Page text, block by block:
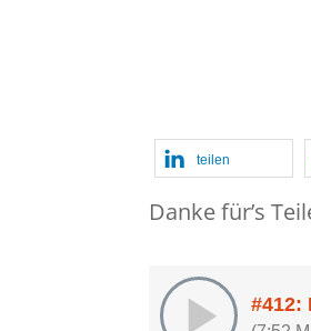
teilen
Danke für’s